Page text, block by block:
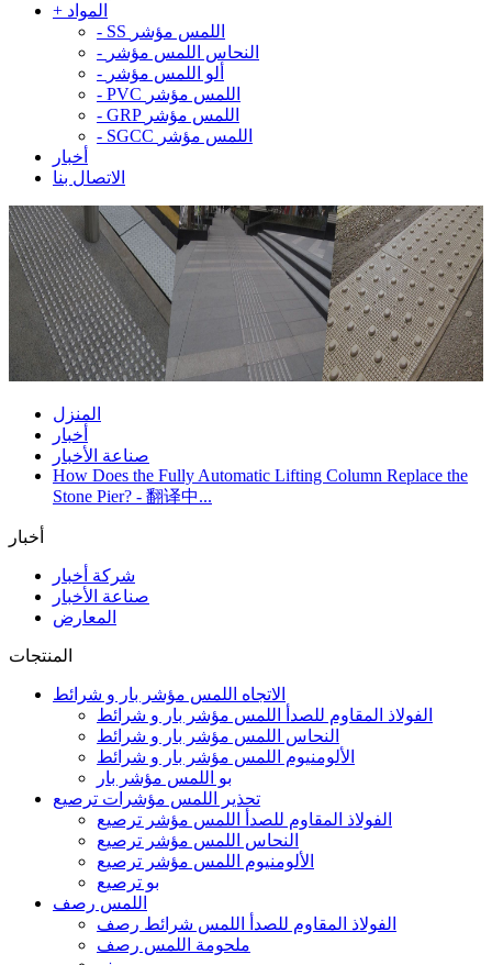
+ المواد
-
SS اللمس مؤشر
- النحاس اللمس مؤشر
- ألو اللمس مؤشر
-
PVC اللمس مؤشر
-
GRP اللمس مؤشر
-
SGCC اللمس مؤشر
أخبار
الاتصال بنا
المنزل
أخبار
صناعة الأخبار
How Does the Fully Automatic Lifting Column Replace the
Stone Pier? - 翻译中...
أخبار
شركة أخبار
صناعة الأخبار
المعارض
المنتجات
الاتجاه اللمس مؤشر بار و شرائط
الفولاذ المقاوم للصدأ اللمس مؤشر بار و شرائط
النحاس اللمس مؤشر بار و شرائط
الألومنيوم اللمس مؤشر بار و شرائط
بو اللمس مؤشر بار
تحذير اللمس مؤشرات ترصيع
الفولاذ المقاوم للصدأ اللمس مؤشر ترصيع
النحاس اللمس مؤشر ترصيع
الألومنيوم اللمس مؤشر ترصيع
بو ترصيع
اللمس رصف
الفولاذ المقاوم للصدأ اللمس شرائط رصف
ملحومة اللمس رصف